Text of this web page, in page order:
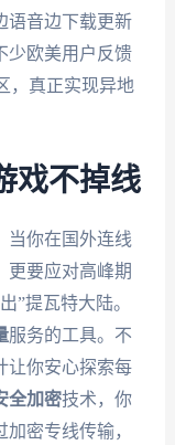
语音边下载更新
少欧美用户反馈
，真正实现异地
戏不掉线
当你在国外连线
更要应对高峰期
”提瓦特大陆。
服务的工具。不
让你安心探索每
全加密技术，你
密专线传输，